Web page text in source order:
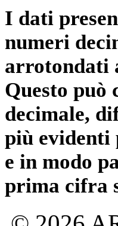
I dati
numeri
arrotondati
Questo può
decimale,
più
e in modo
prima cifra